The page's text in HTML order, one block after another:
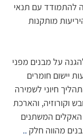
להתמודד עם תנאי
מותקנות
על מבנים מפני
יישום חומרים
חיוני לשמירה
וקורוזיה, והארכת
האקלים המשתנים
מהווה חלק ..